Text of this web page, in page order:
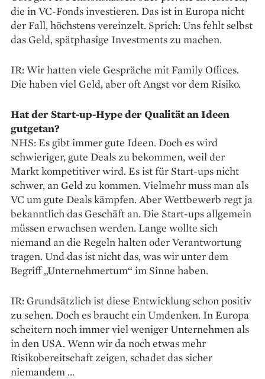
die in VC-Fonds investieren. Das ist in Europa nicht
der Fall, höchstens vereinzelt. Sprich: Uns fehlt selbst
das Geld, spätphasige Investments zu machen.
IR: Wir hatten viele Gespräche mit Family Offices.
Die haben viel Geld, aber oft Angst vor dem Risiko.
Hat der Start-up-Hype der ­Qualität an Ideen
gutgetan?
NHS: Es gibt immer gute Ideen. Doch es wird
schwieriger, gute Deals zu bekommen, weil der
Markt kompetitiver wird. Es ist für Start-ups nicht
schwer, an Geld zu kommen. Vielmehr muss man als
VC um gute Deals kämpfen. Aber Wettbewerb regt ja
bekanntlich das Geschäft an. Die Start-ups allgemein
müssen erwachsen werden. Lange wollte sich
niemand an die Regeln halten oder Verantwortung
tragen. Und das ist nicht das, was wir unter dem
Begriff „Unternehmertum“ im Sinne haben.
IR: Grundsätzlich ist diese Entwicklung schon positiv
zu sehen. Doch es braucht ein Umdenken. In Europa
scheitern noch immer viel weniger Unternehmen als
in den USA. Wenn wir da noch etwas mehr
Risikobereitschaft zeigen, schadet das sicher
niemandem ...